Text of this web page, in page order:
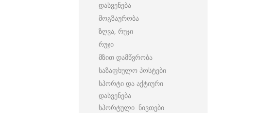
დასვენება
მოგზაურობა
ზღვა, რუჯი
რუჯი
მზით დამწვრობა
საზაფხულო პოსტები
სპორტი და აქტიური
დასვენება
სპორტული ნივთები